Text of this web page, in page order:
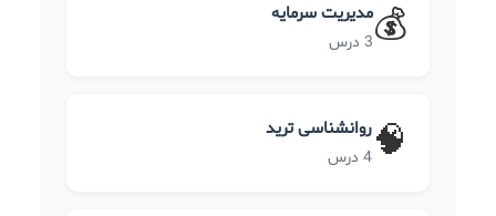
💰مدیریت سرمایه
3 درس
🧠روانشناسی ترید
4 درس